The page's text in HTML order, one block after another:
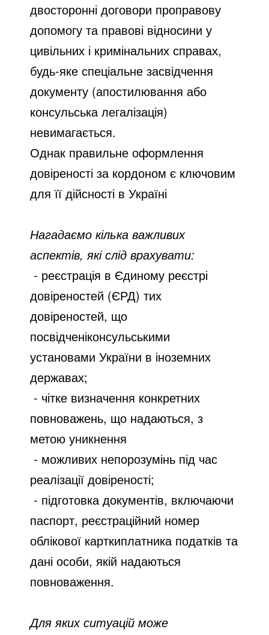
двосторонні договори проправову
допомогу та правові відносини у
цивільних і кримінальних справах,
будь-яке спеціальне засвідчення
документу (апостилювання або
консульська легалізація)
невимагається.
Однак правильне оформлення
довіреності за кордоном є ключовим
для її дійсності в Україні
Нагадаємо кілька важливих
аспектів, які слід врахувати:
- реєстрація в Єдиному реєстрі
довіреностей (ЄРД) тих
довіреностей, що
посвідченіконсульськими
установами України в іноземних
державах;
- чітке визначення конкретних
повноважень, що надаються, з
метою уникнення
- можливих непорозумінь під час
реалізації довіреності;
- підготовка документів, включаючи
паспорт, реєстраційний номер
облікової карткиплатника податків та
дані особи, якій надаються
повноваження.
Для яких ситуацій може